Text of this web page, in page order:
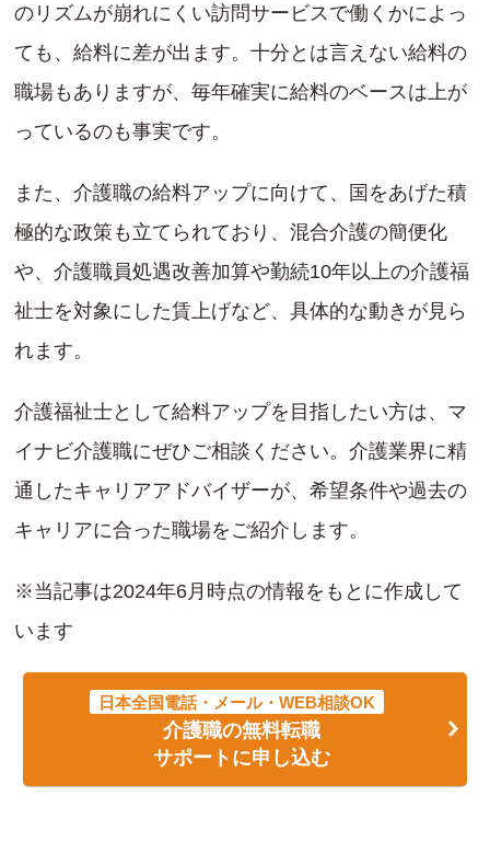
のリズムが崩れにくい訪問サービスで働くかによっ
ても、給料に差が出ます。十分とは言えない給料の
職場もありますが、毎年確実に給料のベースは上が
っているのも事実です。
また、介護職の給料アップに向けて、国をあげた積
極的な政策も立てられており、混合介護の簡便化
や、介護職員処遇改善加算や勤続10年以上の介護福
祉士を対象にした賃上げなど、具体的な動きが見ら
れます。
介護福祉士として給料アップを目指したい方は、マ
イナビ介護職にぜひご相談ください。介護業界に精
通したキャリアアドバイザーが、希望条件や過去の
キャリアに合った職場をご紹介します。
※当記事は2024年6月時点の情報をもとに作成して
います
日本全国電話・メール・WEB相談OK
介護職の無料転職
サポートに申し込む